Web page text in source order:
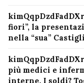
fiori”, la
nella “sua”
più medici e
interne. I soldi?